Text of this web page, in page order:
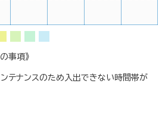
事項》
テナンスのため入出できない時間帯が